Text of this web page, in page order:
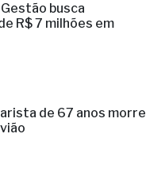
busca
R$ 7 milhões em
de 67 anos morre